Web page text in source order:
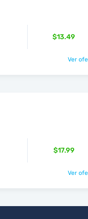
$13.49
Ver
$17.99
Ver